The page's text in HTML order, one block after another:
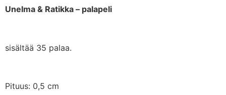
Unelma & Ratikka – palapeli
sisältää 35 palaa.
Pituus: 0,5 cm